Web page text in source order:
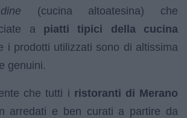
(cucina altoatesina) che
a piatti tipici della cucina
i prodotti utilizzati sono di altissima
genuini.
che tutti i ristoranti di Merano
arredati e ben curati a partire da